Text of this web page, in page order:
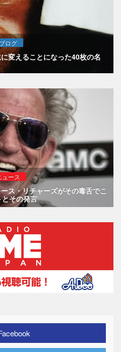
ブログ
変えることになった40枚の名
ュース
ス・リチャーズがその毒舌でこ
その発言